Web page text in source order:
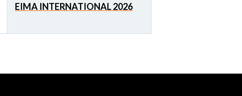
EIMA INTERNATIONAL 2026